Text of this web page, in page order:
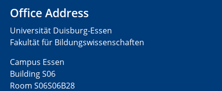
Office Address
Universität Duisburg-Essen
Fakultät für Bildungswissenschaften
Campus Essen
Building S06
Room S06S06B28